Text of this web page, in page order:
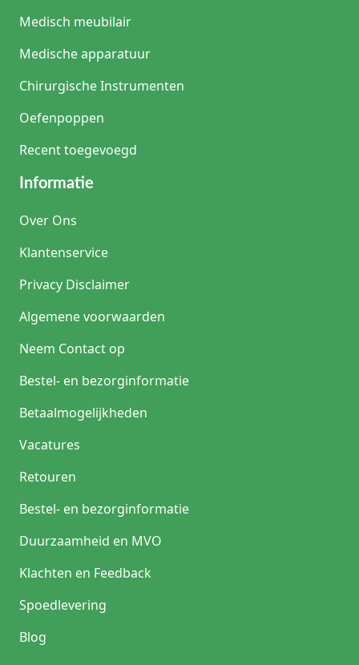
Medisch meubilair
Medische apparatuur
Chirurgische Instrumenten
Oefenpoppen
Recent toegevoegd
Informatie
Over Ons
Klantenservice
Privacy Disclaimer
Algemene voorwaarden
Neem Contact op
Bestel- en bezorginformatie
Betaalmogelijkheden
Vacatures
Retouren
Bestel- en bezorginformatie
Duurzaamheid en MVO
Klachten en Feedback
Spoedlevering
Blog